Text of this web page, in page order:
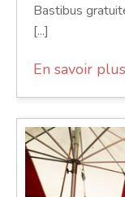
Bastibus
[...]
En savoir plus